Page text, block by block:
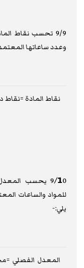
9/9 تحسب نقاط
وعدد ساعاتها
نقاط المادة =نقاط
9/1
0 يحسب
للمواد والساعات
يلي:-
المعدل الفصلي